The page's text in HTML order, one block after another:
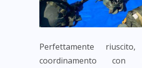
Perfettamente
coordinamento con